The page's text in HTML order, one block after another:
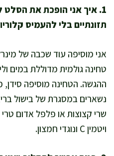
1. איך אני הופכת את הסלט
תזונתיים בלי להעמיס
אני מוסיפה עוד שכבה של
טחינה גולמית מדוללת במים
ההגשה. הטחינה מוסיפה סידן,
נשארים במסגרת של בישול
שרי קצוצות או פלפל אדום
ויטמין C ונוגדי חמצון.